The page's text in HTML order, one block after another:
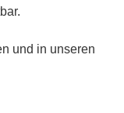
und in unseren